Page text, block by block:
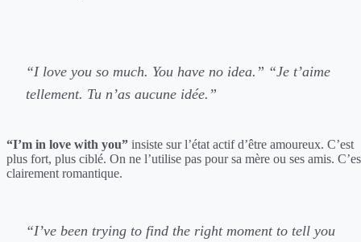
“I love you so much. You have no idea.” “Je t’aime
tellement. Tu n’as aucune idée.”
“I’m in love with you” insiste sur l’état actif d’être amoureux. C’est
plus fort, plus ciblé. On ne l’utilise pas pour sa mère ou ses amis.
clairement romantique.
“I’ve been trying to find the right moment to tell you